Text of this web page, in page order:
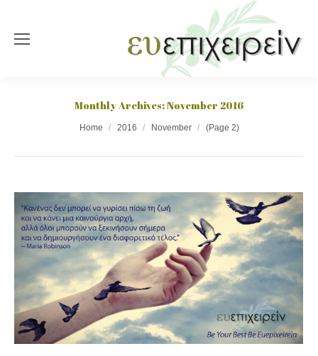
Monthly Archives:November 2016
Home 2016 November (Page 2)